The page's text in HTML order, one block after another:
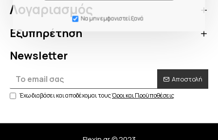
Να μην εμφανιστεί ξανά
Λογαριασμός
Εξυπηρέτηση
Newsletter
Αποστολή
Έχω διαβάσει και αποδέχομαι τουςΌροι και Προϋποθέσεις